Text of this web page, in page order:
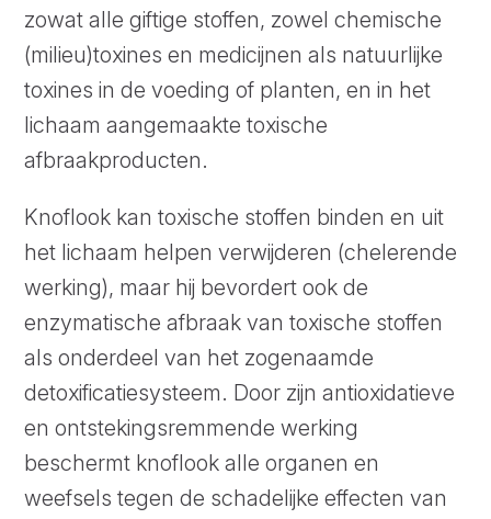
zowat alle giftige stoffen, zowel chemische
(milieu)toxines en medicijnen als natuurlijke
toxines in de voeding of planten, en in het
lichaam aangemaakte toxische
afbraakproducten.
Knoflook kan toxische stoffen binden en uit
het lichaam helpen verwijderen (chelerende
werking), maar hij bevordert ook de
enzymatische afbraak van toxische stoffen
als onderdeel van het zogenaamde
detoxificatiesysteem. Door zijn antioxidatieve
en ontstekingsremmende werking
beschermt knoflook alle organen en
weefsels tegen de schadelijke effecten van